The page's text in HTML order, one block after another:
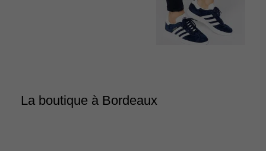
La boutique à Bordeaux